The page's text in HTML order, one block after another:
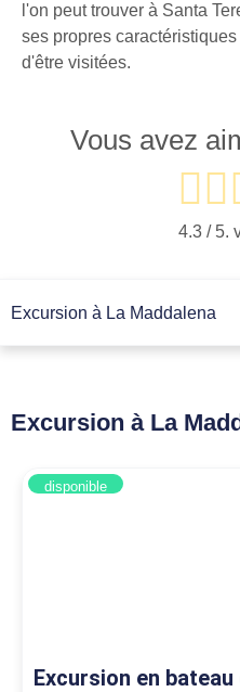
l'on peut trouver à Santa
ses propres
d'être visitées.
Vous avez
4.3/ 5.
Excursion à La Maddalena
Excursion à La
disponible
Excursion en